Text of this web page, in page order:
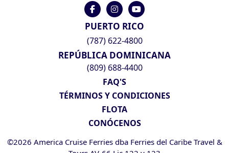
PUERTO RICO
(787) 622-4800
REPÚBLICA DOMINICANA
(809) 688-4400
FAQ'S
TÉRMINOS Y CONDICIONES
FLOTA
CONÓCENOS
©2026 America Cruise Ferries dba Ferries del Caribe Travel &